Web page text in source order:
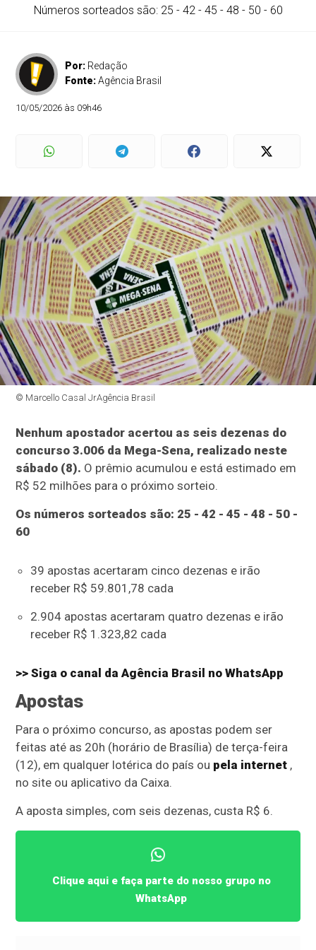
Números sorteados são: 25 - 42 - 45 - 48 - 50 - 60
Por: Redação
Fonte:Agência Brasil
10/05/2026 às 09h46
© Marcello Casal JrAgência Brasil
Nenhum apostador acertou as seis dezenas do
concurso 3.006 da Mega-Sena, realizado neste
sábado (8). O prêmio acumulou e está estimado em
R$ 52 milhões para o próximo sorteio.
Os números sorteados são: 25 - 42 - 45 - 48 - 50 -
60
39 apostas acertaram cinco dezenas e irão
receber R$ 59.801,78 cada
2.904 apostas acertaram quatro dezenas e irão
receber R$ 1.323,82 cada
>> Siga o canal da Agência Brasil no WhatsApp
Apostas
Para o próximo concurso, as apostas podem ser
feitas até as 20h (horário de Brasília) de terça-feira
(12), em qualquer lotérica do país ou pela internet ,
no site ou aplicativo da Caixa.
A aposta simples, com seis dezenas, custa R$ 6.
Clique aqui e faça parte do nosso grupo no
WhatsApp